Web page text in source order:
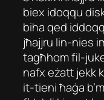
biex idoqqu
biha qed
jħajjru lin-nies
tagħhom fil-
nafx eżatt jekk
it-tieni ħaġa